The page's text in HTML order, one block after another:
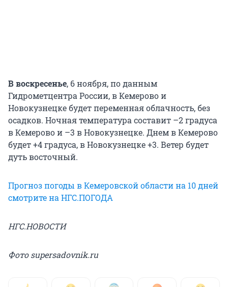
В воскресенье, 6 ноября, по данным
Гидрометцентра России, в Кемерово и
Новокузнецке будет переменная облачность, без
осадков. Ночная температура составит –2 градуса
в Кемерово и –3 в Новокузнецке. Днем в Кемерово
будет +4 градуса, в Новокузнецке +3. Ветер будет
дуть восточный.
Прогноз погоды в Кемеровской области на 10 дней
смотрите на НГС.ПОГОДА
НГС.НОВОСТИ
Фото supersadovnik.ru